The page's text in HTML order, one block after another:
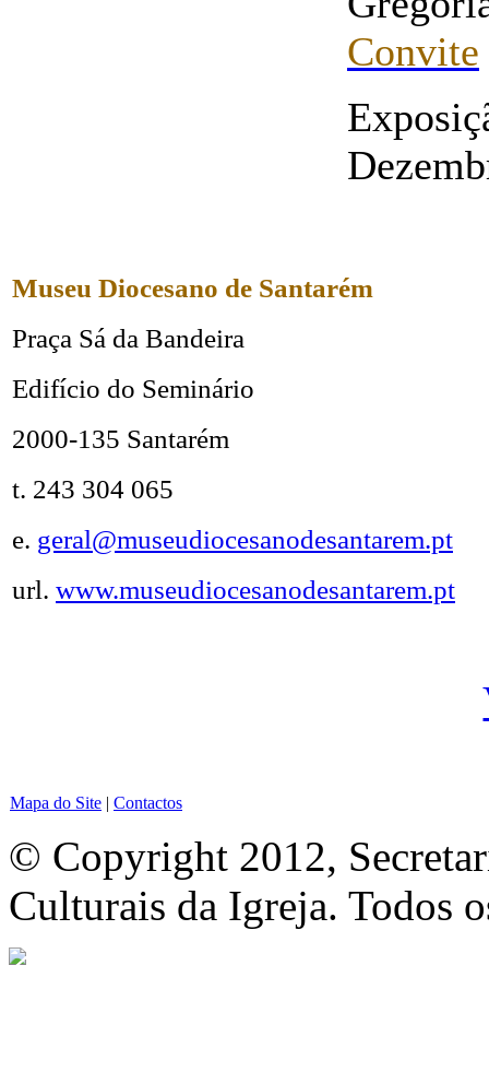
Convite
Museu Diocesano de Santarém
Praça Sá da Bandeira
Edifício do Seminário
2000-135 Santarém
t. 243 304 065
e. geral@museudiocesanodesantarem.pt
url. www.museudiocesanodesantarem.pt
Mapa do Site | Contactos
© Copyright 2012,
Culturais da Igreja. Todos